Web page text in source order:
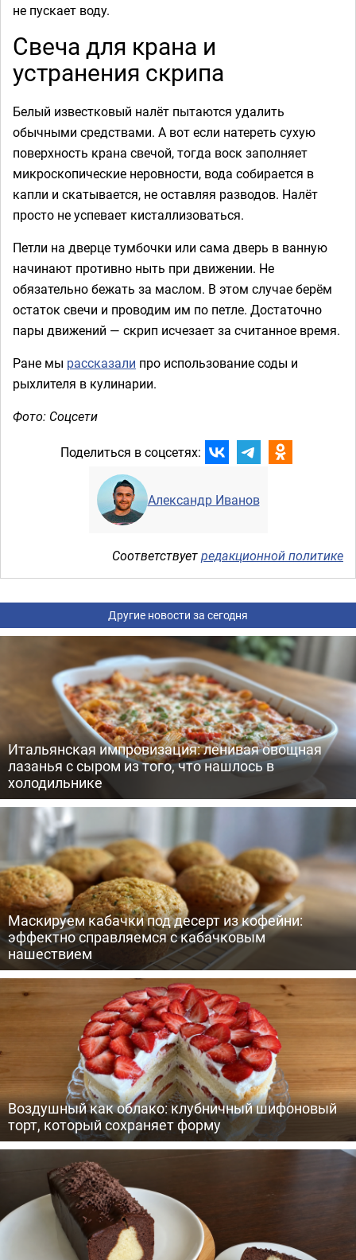
не пускает воду.
Свеча для крана и
устранения скрипа
Белый известковый налёт пытаются удалить
обычными средствами. А вот если натереть сухую
поверхность крана свечой, тогда воск заполняет
микроскопические неровности, вода собирается в
капли и скатывается, не оставляя разводов. Налёт
просто не успевает кисталлизоваться.
Петли на дверце тумбочки или сама дверь в ванную
начинают противно ныть при движении. Не
обязательно бежать за маслом. В этом случае берём
остаток свечи и проводим им по петле. Достаточно
пары движений — скрип исчезает за считанное время.
Ране мы рассказали про использование соды и
рыхлителя в кулинарии.
Фото: Соцсети
Поделиться в соцсетях:
Александр Иванов
Соответствуетредакционной политике
Другие новости за сегодня
Итальянская импровизация: ленивая овощная
лазанья с сыром из того, что нашлось в
холодильнике
Маскируем кабачки под десерт из кофейни:
эффектно справляемся с кабачковым
нашествием
Воздушный как облако: клубничный шифоновый
торт, который сохраняет форму